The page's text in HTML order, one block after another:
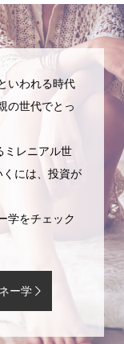
いわれる時代
の世代でとっ
ミレニアル世
には、投資が
学をチェック
ー学